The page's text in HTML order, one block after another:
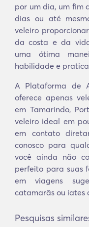
por um dia, um fim
dias ou até
veleiro
da costa e da
uma ótima
habilidade e
A Plataforma de
oferece apenas
em Tamarindo,
veleiro ideal em
em contato
conosco para
você ainda não
perfeito para suas
em viagens
catamarãs ou iates
Pesquisas